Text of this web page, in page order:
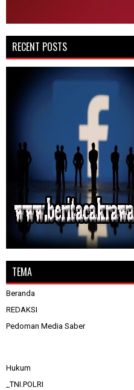
RECENT POSTS
TEMA
Beranda
REDAKSI
Pedoman Media Saber
Hukum
_TNI.POLRI